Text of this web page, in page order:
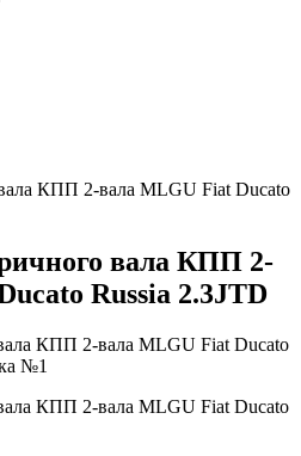
КПП 2-вала MLGU Fiat Ducato
вала КПП 2-
Russia 2.3JTD